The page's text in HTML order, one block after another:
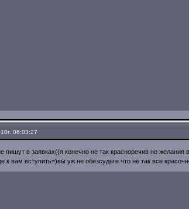
06:03:27
пишут в заявках((я конечно не так красноречив но желания
к вам вступить=)вы уж не обезсудьте что не так все